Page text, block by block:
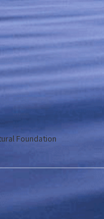
Foundation